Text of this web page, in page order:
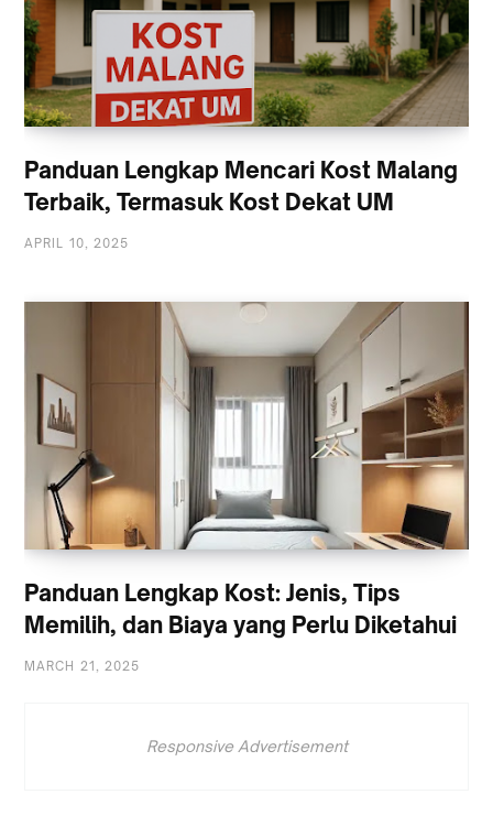
Panduan Lengkap Mencari Kost Malang
Terbaik, Termasuk Kost Dekat UM
APRIL 10, 2025
Panduan Lengkap Kost: Jenis, Tips
Memilih, dan Biaya yang Perlu Diketahui
MARCH 21, 2025
Responsive Advertisement